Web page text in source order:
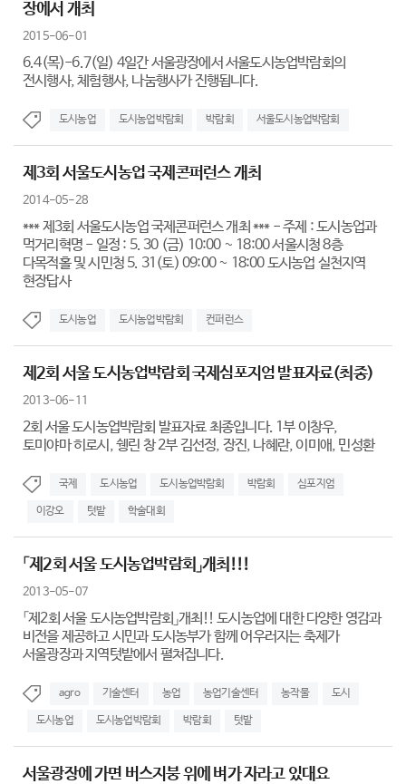
장에서 개최
2015-06-01
6.4(목)-6.7(일) 4일간 서울광장에서 서울도시농업박람회의
전시행사, 체험행사, 나눔행사가 진행됩니다.
도시농업 도시농업박람회 박람회 서울도시농업박람회
제3회 서울도시농업 국제콘퍼런스 개최
2014-05-28
*** 제3회 서울도시농업 국제콘퍼런스 개최 *** - 주제 : 도시농업과
먹거리혁명 - 일정 : 5. 30 (금) 10:00 ~ 18:00 서울시청 8층
다목적홀 및 시민청 5. 31(토) 09:00 ~ 18:00 도시농업 실천지역
현장답사
도시농업 도시농업박람회 컨퍼런스
제2회 서울 도시농업박람회 국제심포지엄 발표자료(최종)
2013-06-11
2회 서울 도시농업박람회 발표자료 최종입니다. 1부 이창우,
토미야마 히로시, 쉥린 창 2부 김선정, 장진, 나혜란, 이미애, 민성환
국제 도시농업 도시농업박람회 박람회 심포지엄
이강오 텃밭 학술대회
「제2회 서울 도시농업박람회」개최!!!
2013-05-07
「제2회 서울 도시농업박람회」개최!! 도시농업에 대한 다양한 영감과
비전을 제공하고 시민과 도시농부가 함께 어우러지는 축제가
서울광장과 지역텃밭에서 펼쳐집니다.
agro 기술센터 농업 농업기술센터 농작물 도시
도시농업 도시농업박람회 박람회 텃밭
서울광장에 가면 버스지붕 위에 벼가 자라고 있대요